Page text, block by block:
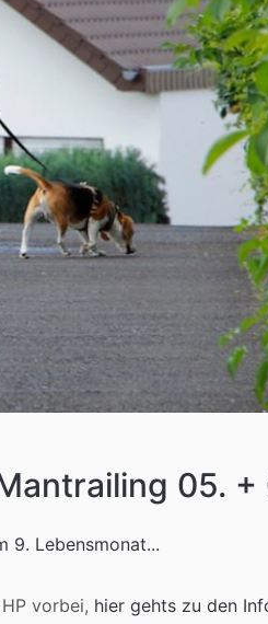
05.
9. Lebensmonat...
vorbei, hier gehts zu den